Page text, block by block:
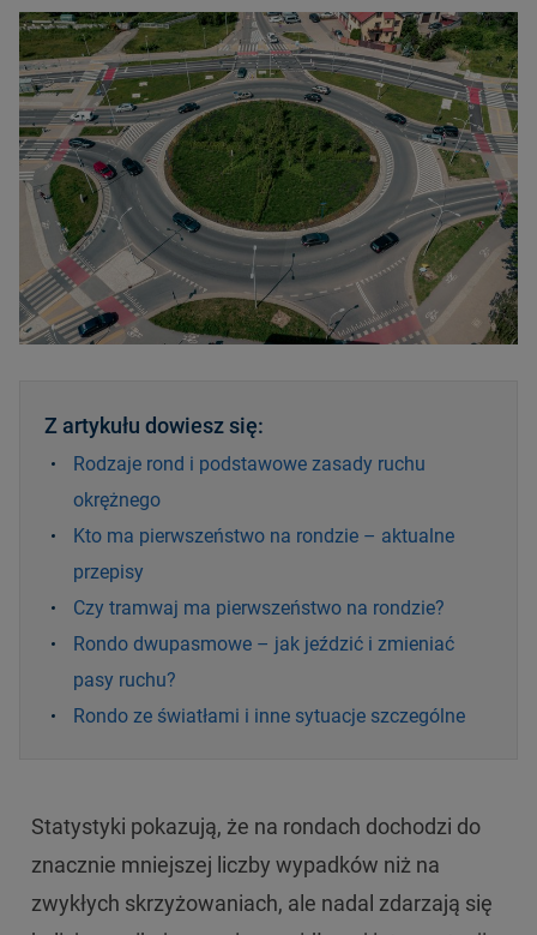
Z artykułu dowiesz się:
Rodzaje rond i podstawowe zasady ruchu
okrężnego
Kto ma pierwszeństwo na rondzie – aktualne
przepisy
Czy tramwaj ma pierwszeństwo na rondzie?
Rondo dwupasmowe – jak jeździć i zmieniać
pasy ruchu?
Rondo ze światłami i inne sytuacje szczególne
Statystyki pokazują, że na rondach dochodzi do
znacznie mniejszej liczby wypadków niż na
zwykłych skrzyżowaniach, ale nadal zdarzają się